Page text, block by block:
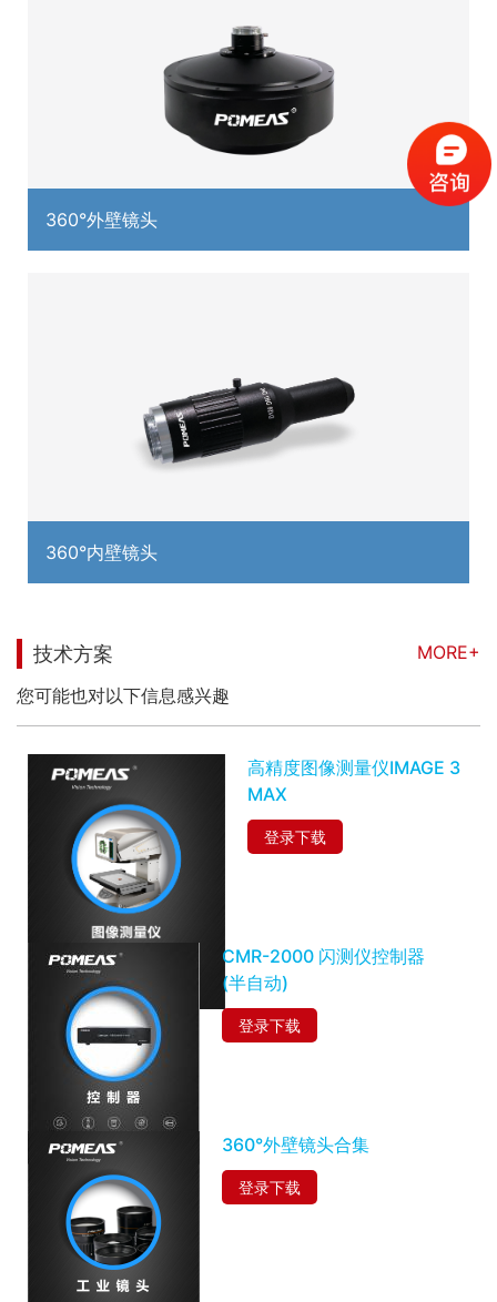
360°外壁镜头
360°内壁镜头
技术方案
MORE+
您可能也对以下信息感兴趣
高精度图像测量仪IMAGE 3
MAX
登录下载
CMR-2000 闪测仪控制器
(半自动)
登录下载
360°外壁镜头合集
登录下载